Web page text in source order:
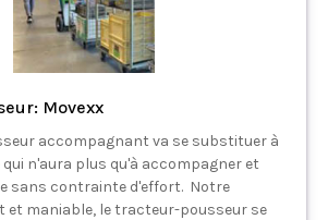
Movexx
accompagnant va se substituer à
n'aura plus qu'à accompagner et
sans contrainte d'effort. Notre
et maniable, le tracteur-pousseur se